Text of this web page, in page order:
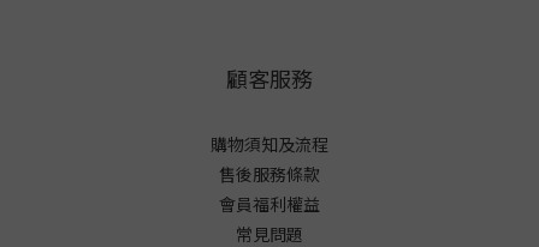
顧客服務
購物須知及流程
售後服務條款
會員福利權益
常見問題